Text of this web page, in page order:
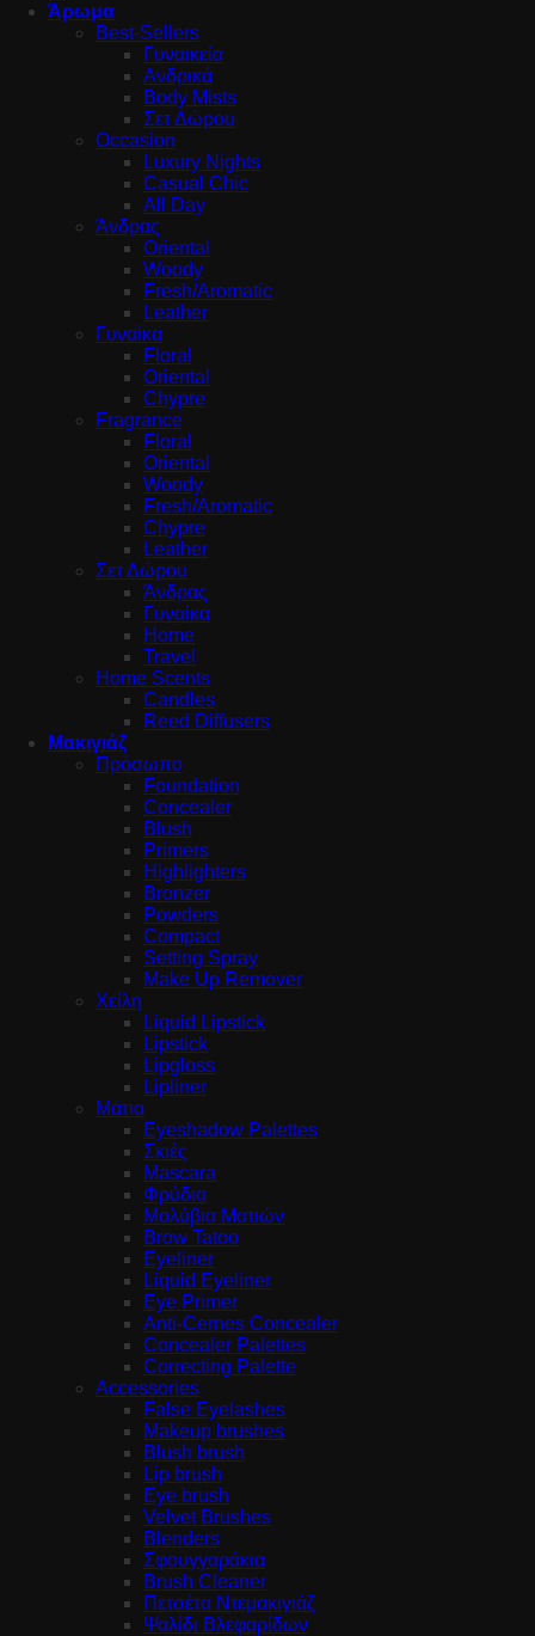
Άρωμα
Best-Sellers
Γυναικεία
Ανδρικά
Body Mists
Σετ Δώρου
Occasion
Luxury Nights
Casual Chic
All Day
Άνδρας
Oriental
Woody
Fresh/Aromatic
Leather
Γυναίκα
Floral
Oriental
Chypre
Fragrance
Floral
Oriental
Woody
Fresh/Aromatic
Chypre
Leather
Σετ Δώρου
Άνδρας
Γυναίκα
Home
Travel
Home Scents
Candles
Reed Diffusers
Μακιγιάζ
Πρόσωπο
Foundation
Concealer
Blush
Primers
Highlighters
Bronzer
Powders
Compact
Setting Spray
Make Up Remover
Χείλη
Liquid Lipstick
Lipstick
Lipgloss
Lipliner
Μάτια
Eyeshadow Palettes
Σκιές
Mascara
Φρύδια
Μολύβια Ματιών
Brow Tatoo
Eyeliner
Liquid Eyeliner
Eye Primer
Anti-Cernes Concealer
Concealer Palettes
Correcting Palette
Accessories
False Eyelashes
Makeup brushes
Blush brush
Lip brush
Eye brush
Velvet Brushes
Blenders
Σφουγγαράκια
Brush Cleaner
Πετσέτα Ντεμακιγιάζ
Ψαλίδι Βλεφαρίδων